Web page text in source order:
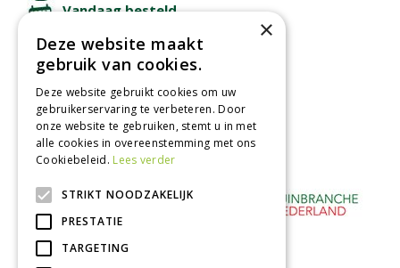
Vandaag besteld
Afhalen in tuincentrum
Betaal veilig
met iDeal - Wero
×
Deze website maakt
gebruik van cookies.
Deze website gebruikt cookies om uw
gebruikerservaring te verbeteren. Door
onze website te gebruiken, stemt u in met
alle cookies in overeenstemming met ons
Cookiebeleid. Lees verder
STRIKT NOODZAKELIJK
PRESTATIE
TARGETING